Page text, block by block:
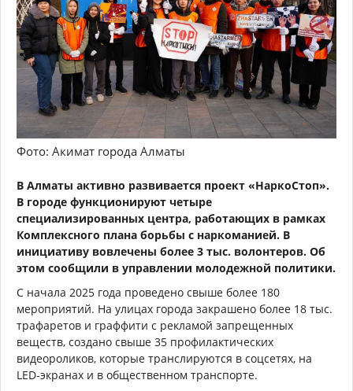
Фото: Акимат города Алматы
В Алматы активно развивается проект «НаркоСтоп».
В городе функционируют четыре
специализированных центра, работающих в рамках
Комплексного плана борьбы с наркоманией. В
инициативу вовлечены более 3 тыс. волонтеров. Об
этом сообщили в управлении молодежной политики.
С начала 2025 года проведено свыше более 180
мероприятий. На улицах города закрашено более 18 тыс.
трафаретов и граффити с рекламой запрещенных
веществ, создано свыше 35 профилактических
видеороликов, которые транслируются в соцсетях, на
LED-экранах и в общественном транспорте.